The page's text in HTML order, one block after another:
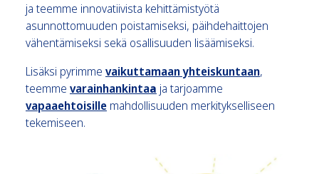
ja teemme innovatiivista kehittämistyötä
asunnottomuuden poistamiseksi, päihdehaittojen
vähentämiseksi sekä osallisuuden lisäämiseksi.
Lisäksi pyrimme vaikuttamaan yhteiskuntaan,
teemme varainhankintaa ja tarjoamme
vapaaehtoisille mahdollisuuden merkitykselliseen
tekemiseen.